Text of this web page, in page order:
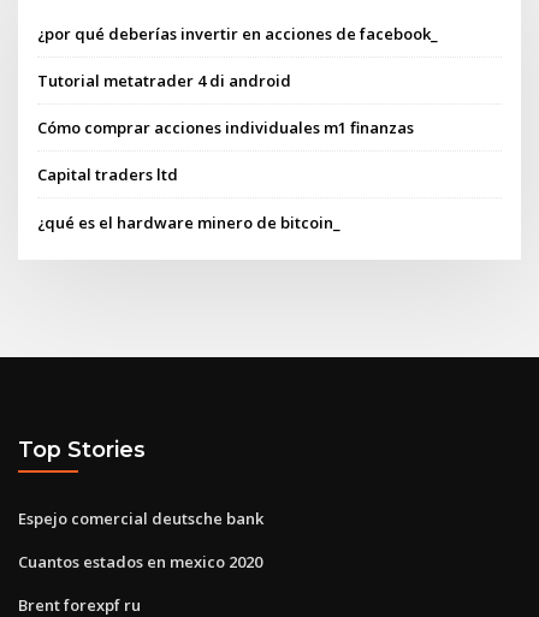
¿por qué deberías invertir en acciones de facebook_
Tutorial metatrader 4 di android
Cómo comprar acciones individuales m1 finanzas
Capital traders ltd
¿qué es el hardware minero de bitcoin_
Top Stories
Espejo comercial deutsche bank
Cuantos estados en mexico 2020
Brent forexpf ru